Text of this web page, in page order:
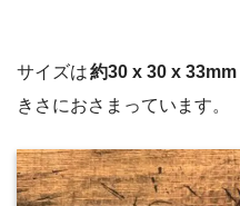
サイズは約30 x 30 x 33mm
きさにおさまっています。